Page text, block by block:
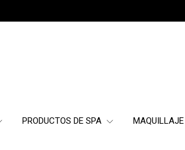
PRODUCTOS DE SPA MAQUILLAJE